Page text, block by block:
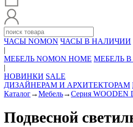
ЧАСЫ NOMON ЧАСЫ В НАЛИЧИИ
|
МЕБЕЛЬ NOMON HOME МЕБЕЛЬ
|
НОВИНКИ SALE
ДИЗАЙНЕРАМ И АРХИТЕКТОРАМ
Каталог→Мебель→Серия WOODEN
Подвесной